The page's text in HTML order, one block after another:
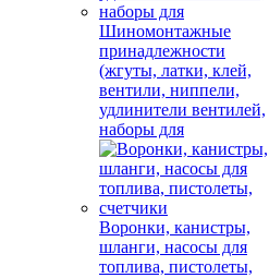
Шиномонтажные
принадлежности
(жгуты, латки, клей,
вентили, ниппели,
удлинители вентилей,
наборы для
Воронки, канистры,
шланги, насосы для
топлива, пистолеты,